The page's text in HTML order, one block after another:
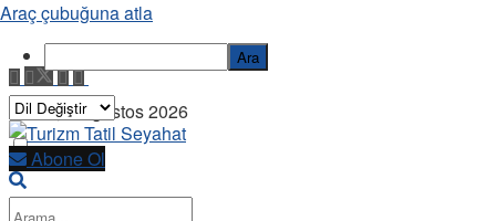
Cuma, 7 Ağustos 2026
Abone Ol
Araç çubuğuna atla
Ara